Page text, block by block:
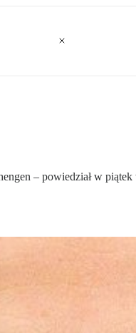
– powiedział w